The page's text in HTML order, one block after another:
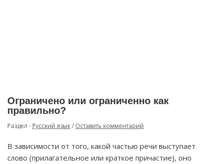
Ограничено или ограниченно как
правильно?
Раздел - Русский язык/ Оставить комментарий
В зависимости от того, какой частью речи выступает
слово (прилагательное или краткое причастие), оно